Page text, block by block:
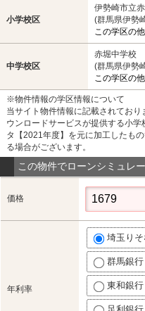
小学校区
伊勢崎市立
(群馬県伊勢
この学区の
中学校区
赤堀中学校
(群馬県伊勢
この学区の
※物件情報の学区情報について
当サイト物件情報に記載されてお
ウンロードサービスが提供する小
タ【2021年度】を元に加工したも
る場合がございます。
この物件でローンシミュレ
価格
年利率
埼玉り
群馬銀
東和銀